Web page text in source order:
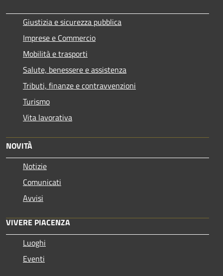
Giustizia e sicurezza pubblica
Imprese e Commercio
Mobilità e trasporti
Salute, benessere e assistenza
Tributi, finanze e contravvenzioni
Turismo
Vita lavorativa
NOVITÀ
Notizie
Comunicati
Avvisi
VIVERE PIACENZA
Luoghi
Eventi